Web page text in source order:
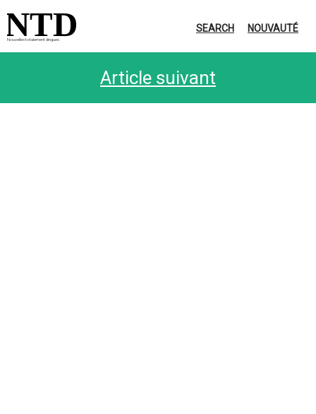
Nouvelles totalement dingues
NTD SEARCH NOUVAUTÉ
Article suivant